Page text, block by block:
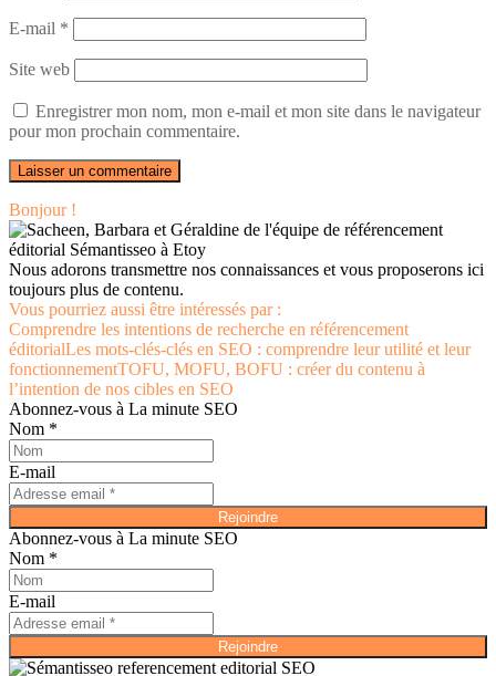
E-mail *
Site web
Enregistrer mon nom, mon e-mail et mon site dans le navigateur
pour mon prochain commentaire.
Bonjour !
Nous adorons transmettre nos connaissances et vous proposerons ici
toujours plus de contenu.
Vous pourriez aussi être intéressés par :
Comprendre les intentions de recherche en référencement
éditorialLes mots-clés-clés en SEO : comprendre leur utilité et leur
fonctionnementTOFU, MOFU, BOFU : créer du contenu à
l’intention de nos cibles en SEO
Abonnez-vous à La minute SEO
Nom *
E-mail
Rejoindre
Abonnez-vous à La minute SEO
Nom *
E-mail
Rejoindre